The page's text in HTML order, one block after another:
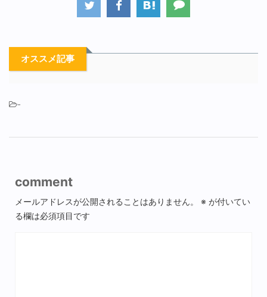
オススメ記事
-
comment
メールアドレスが公開されることはありません。 ※ が付いてい
る欄は必須項目です